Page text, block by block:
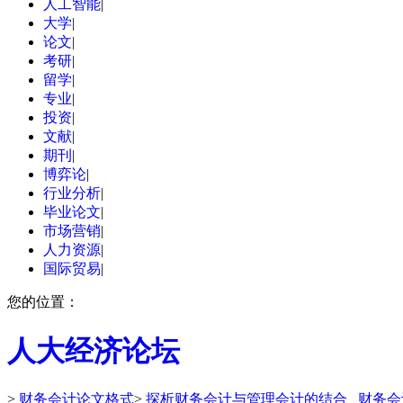
人工智能|
大学|
论文|
考研|
留学|
专业|
投资|
文献|
期刊 |
博弈论|
行业分析|
毕业论文|
市场营销|
人力资源|
国际贸易|
您的位置：
人大经济论坛
> 财务会计论文格式> 探析财务会计与管理会计的结合 _财务